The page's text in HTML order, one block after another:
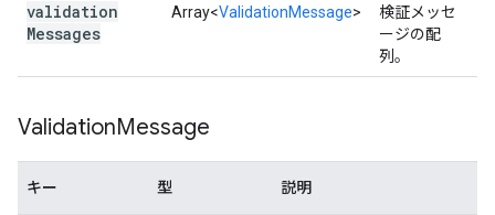
validation
Messages
Array<ValidationMessage>
検証メッセ
ージの配
列。
ValidationMessage
キー 型 説明